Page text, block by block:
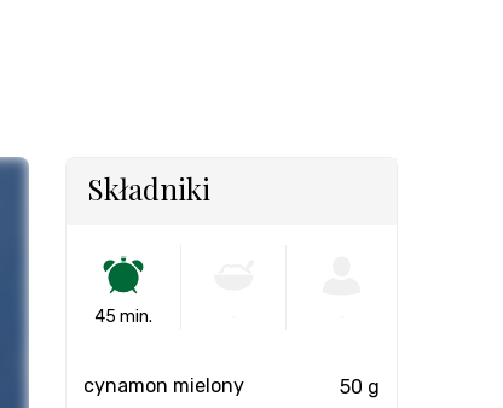
Składniki
45 min.
cynamon mielony 50 g